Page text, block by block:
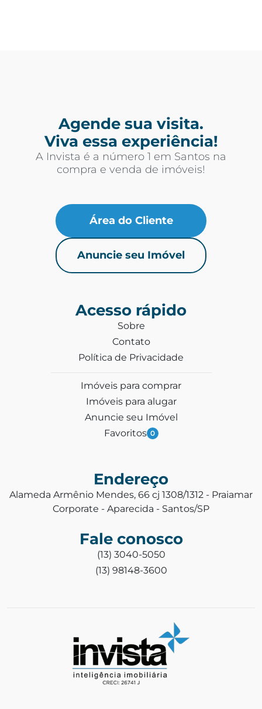
Agende sua visita.
Viva essa experiência!
A Invista é a número 1 em Santos na
compra e venda de imóveis!
Área do Cliente
Anuncie seu Imóvel
Acesso rápido
Sobre
Contato
Política de Privacidade
Imóveis para comprar
Imóveis para alugar
Anuncie seu Imóvel
Favoritos 0
Endereço
Alameda Armênio Mendes, 66 cj 1308/1312 - Praiamar
Corporate - Aparecida - Santos/SP
Fale conosco
(13) 3040-5050
(13) 98148-3600